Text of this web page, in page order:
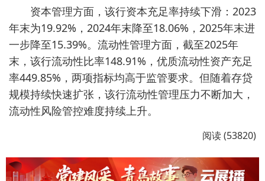
资本管理方面，该行资本充足率持续下滑：2023
年末为19.92%，2024年末降至18.06%，2025年末进
一步降至15.39%。流动性管理方面，截至2025年
末，该行流动性比率148.91%，优质流动性资产充足
率449.85%，两项指标均高于监管要求。但随着存贷
规模持续快速扩张，该行流动性管理压力不断加大，
流动性风险管控难度持续上升。
阅读 (53820)